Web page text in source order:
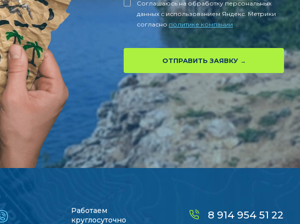
Соглашаюсь на обработку персональных
данных с использованием Яндекс. Метрики
согласно политике компании
ОТПРАВИТЬ ЗАЯВКУ
Работаем
круглосуточно
8 914 954 51 22